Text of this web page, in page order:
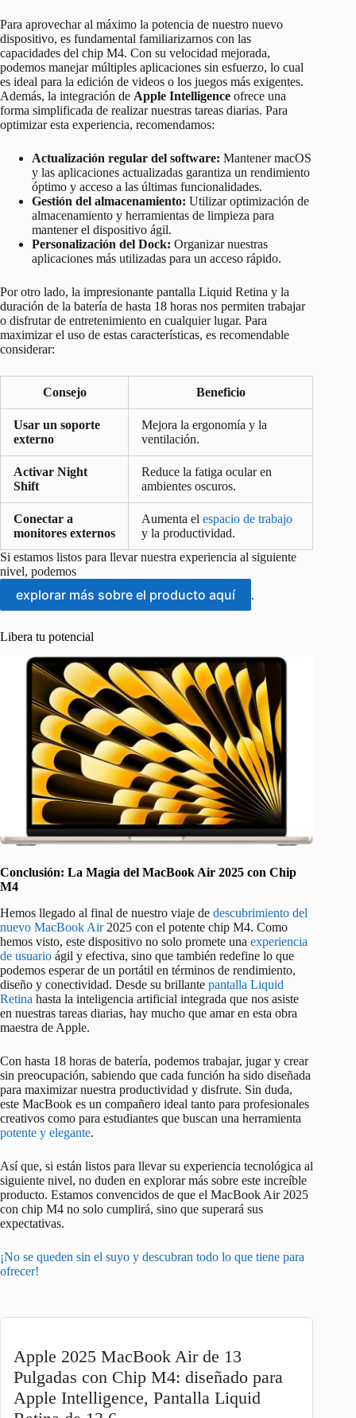
Para aprovechar al máximo la potencia de nuestro nuevo
dispositivo, es fundamental familiarizarnos con las
capacidades del chip M4. Con su velocidad mejorada,
podemos manejar múltiples aplicaciones sin esfuerzo, lo cual
es ideal para la edición de videos o los juegos más exigentes.
Además, la integración de Apple Intelligence ofrece una
forma simplificada de realizar nuestras tareas diarias. Para
optimizar esta experiencia, recomendamos:
Actualización regular del software: Mantener macOS
y las aplicaciones actualizadas garantiza un rendimiento
óptimo y acceso a las últimas funcionalidades.
Gestión del almacenamiento: Utilizar optimización de
almacenamiento y herramientas de limpieza para
mantener el dispositivo ágil.
Personalización del Dock: Organizar nuestras
aplicaciones más utilizadas para un acceso rápido.
Por otro lado, la impresionante pantalla Liquid Retina y la
duración de la batería de hasta 18 horas nos permiten trabajar
o disfrutar de entretenimiento en cualquier lugar. Para
maximizar el uso de estas características, es recomendable
considerar:
Consejo Beneficio
Usar un soporte
externo
Mejora la ergonomía y la
ventilación.
Activar Night
Shift
Reduce la fatiga ocular en
ambientes oscuros.
Conectar a
monitores externos
Aumenta el espacio de trabajo
y la productividad.
Si estamos listos para llevar nuestra experiencia al siguiente
nivel, podemos
explorar más sobre el producto aquí .
Libera tu potencial
Conclusión: La Magia del MacBook Air 2025 con Chip
M4
Hemos llegado al final de nuestro viaje de descubrimiento del
nuevo MacBook Air2025 con el potente chip M4. Como
hemos visto, este dispositivo no solo promete una experiencia
de usuario ágil y efectiva, sino que también redefine lo que
podemos esperar de un portátil en términos de rendimiento,
diseño y conectividad. Desde su brillante pantalla Liquid
Retina hasta la inteligencia artificial integrada que nos asiste
en nuestras tareas diarias, hay mucho que amar en esta obra
maestra de Apple.
Con hasta 18 horas de batería, podemos trabajar, jugar y crear
sin preocupación, sabiendo que cada función ha sido diseñada
para maximizar nuestra productividad y disfrute. Sin duda,
este MacBook es un compañero ideal tanto para profesionales
creativos como para estudiantes que buscan una herramienta
potente y elegante.
Así que, si están listos para llevar su experiencia tecnológica al
siguiente nivel, no duden en explorar más sobre este increíble
producto. Estamos convencidos de que el MacBook Air 2025
con chip M4 no solo cumplirá, sino que superará sus
expectativas.
¡No se queden sin el suyo y descubran todo lo que tiene para
ofrecer!
Apple 2025 MacBook Air de 13
Pulgadas con Chip M4: diseñado para
Apple Intelligence, Pantalla Liquid